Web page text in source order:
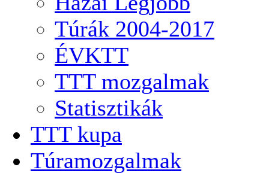
Túrák 2004-2017
ÉVKTT
TTT mozgalmak
Statisztikák
TTT kupa
Túramozgalmak